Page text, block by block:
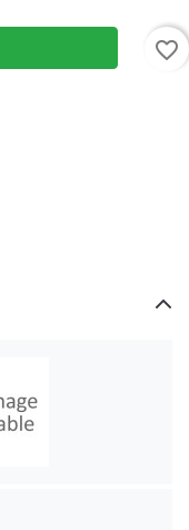
favorite_border